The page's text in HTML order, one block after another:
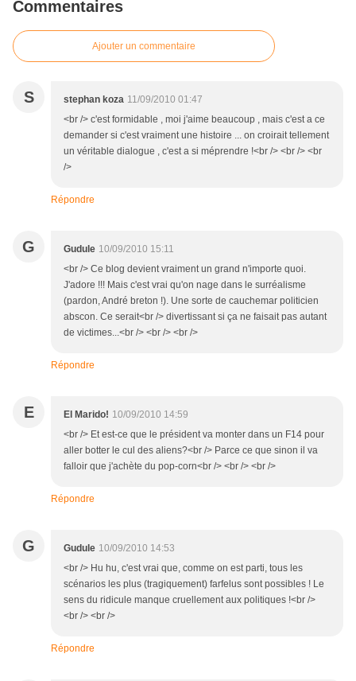
Commentaires
Ajouter un commentaire
S stephan koza 11/09/2010 01:47
<br /> c'est formidable , moi j'aime beaucoup , mais c'est a ce
demander si c'est vraiment une histoire ... on croirait tellement
un véritable dialogue , c'est a si méprendre !<br /> <br /> <br
/>
Répondre
G Gudule 10/09/2010 15:11
<br /> Ce blog devient vraiment un grand n'importe quoi.
J'adore !!! Mais c'est vrai qu'on nage dans le surréalisme
(pardon, André breton !). Une sorte de cauchemar politicien
abscon. Ce serait<br /> divertissant si ça ne faisait pas autant
de victimes...<br /> <br /> <br />
Répondre
E El Marido! 10/09/2010 14:59
<br /> Et est-ce que le président va monter dans un F14 pour
aller botter le cul des aliens?<br /> Parce ce que sinon il va
falloir que j'achète du pop-corn<br /> <br /> <br />
Répondre
G Gudule 10/09/2010 14:53
<br /> Hu hu, c'est vrai que, comme on est parti, tous les
scénarios les plus (tragiquement) farfelus sont possibles ! Le
sens du ridicule manque cruellement aux politiques !<br />
<br /> <br />
Répondre